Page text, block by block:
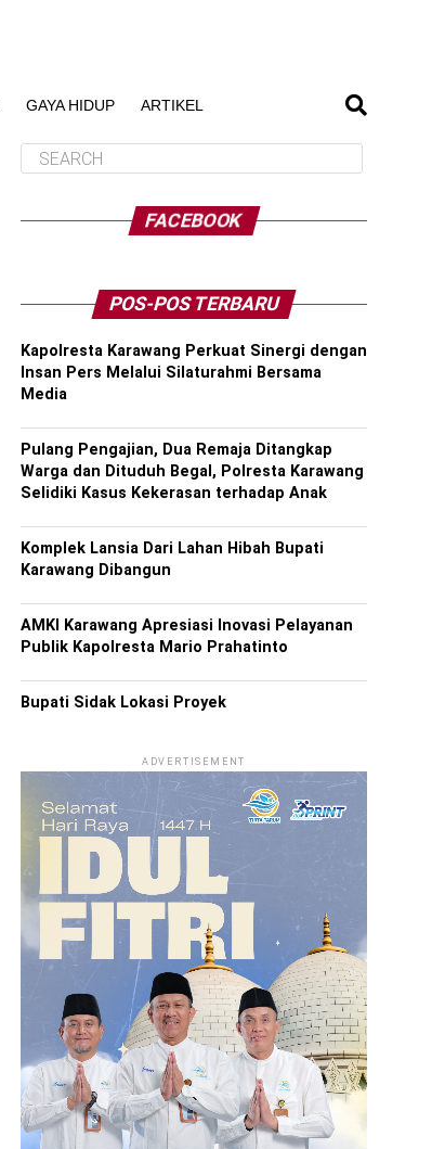
GAYA HIDUP ARTIKEL
FACEBOOK
POS-POS TERBARU
Kapolresta Karawang Perkuat Sinergi dengan
Insan Pers Melalui Silaturahmi Bersama
Media
Pulang Pengajian, Dua Remaja Ditangkap
Warga dan Dituduh Begal, Polresta Karawang
Selidiki Kasus Kekerasan terhadap Anak
Komplek Lansia Dari Lahan Hibah Bupati
Karawang Dibangun
AMKI Karawang Apresiasi Inovasi Pelayanan
Publik Kapolresta Mario Prahatinto
Bupati Sidak Lokasi Proyek
ADVERTISEMENT